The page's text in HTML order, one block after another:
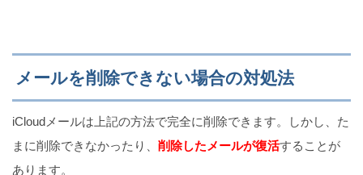
メールを削除できない場合の対処法
iCloudメールは上記の方法で完全に削除できます。しかし、た
まに削除できなかったり、 削除したメールが復活することが
あります。